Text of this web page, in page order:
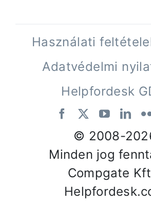
Használati
Adatvédelmi
Helpfordesk
© 2008-
Minden jog
Compgate